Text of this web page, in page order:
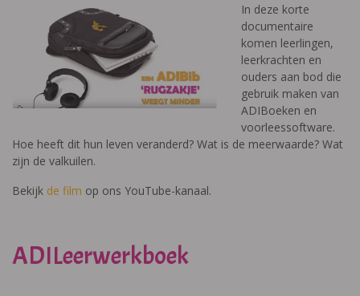
In deze korte
documentaire
komen leerlingen,
leerkrachten en
ouders aan bod die
gebruik maken van
ADIBoeken en
voorleessoftware.
Hoe heeft dit hun leven veranderd? Wat is de meerwaarde? Wat
zijn de valkuilen.
Bekijk de film op ons YouTube-kanaal.
ADILeerwerkboek